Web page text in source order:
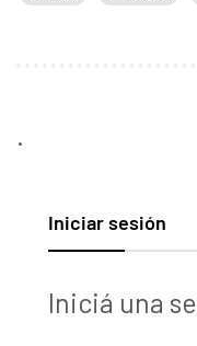
.
Iniciar sesión
Iniciá una